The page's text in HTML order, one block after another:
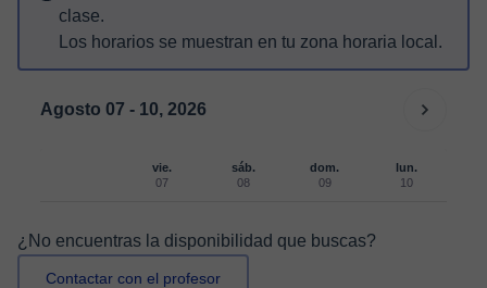
clase.
Los horarios se muestran en tu zona horaria local.
Agosto 07 - 10, 2026
vie.
07
sáb.
08
dom.
09
lun.
10
¿No encuentras la disponibilidad que buscas?
Contactar con el profesor